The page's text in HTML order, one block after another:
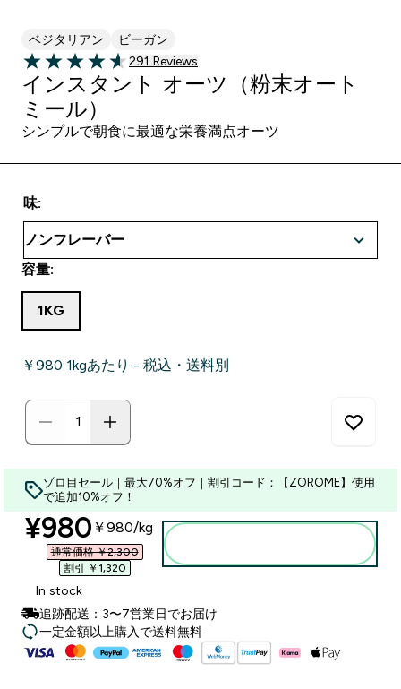
ベジタリアン ビーガン
4.58 out of 5 stars
291 ＋件の口コミ
291 Reviews
インスタント オーツ（粉末オート
ミール）
シンプルで朝食に最適な栄養満点オーツ
味:
容量:
1KG
￥980‎ 1kgあたり - 税込・送料別
ゾロ目セール｜最大70%オフ｜割引コード：【ZOROME】使用
で追加10%オフ！
discounted price
¥980‎ ￥980‎/kg
通常価格 ￥2,300‎
割引 ￥1,320‎
In stock
追跡配送：3〜7営業日でお届け
一定金額以上購入で送料無料